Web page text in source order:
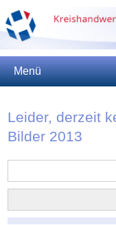
Menü
Leider, derzeit
Bilder 2013
nach: